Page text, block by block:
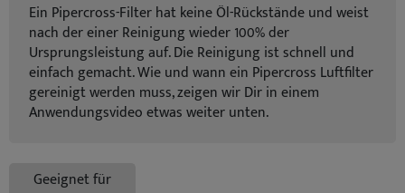
Ein Pipercross-Filter hat keine Öl-Rückstände und weist
nach der einer Reinigung wieder 100% der
Ursprungsleistung auf. Die Reinigung ist schnell und
einfach gemacht. Wie und wann ein Pipercross Luftfilter
gereinigt werden muss, zeigen wir Dir in einem
Anwendungsvideo etwas weiter unten.
Geeignet für